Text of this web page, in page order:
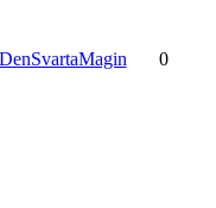
DenSvartaMagin 0